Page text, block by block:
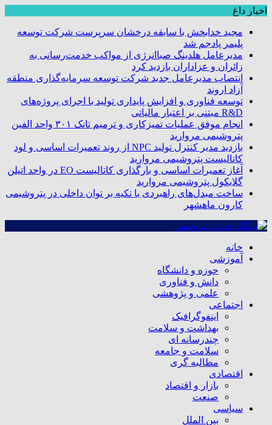
اخبار داغ
مجید خدابخش با سابقه درخشان سرپرست شرکت توسعه
پلیمر پادجم شد
مدیرعامل هلدینگ صباانرژی از مواکب خدمت‌رسانی به
زائران و عزاداران بازدید کرد
انتصاب مدیرعامل جدید شرکت توسعه سرمایه‌گذاری منطقه
آزاد اروند
توسعه فناوری و افزایش پایداری تولید با اجرای پروژه‌های
R&D مبتنی بر اعتبار مالیاتی
انجام موفق عملیات تمیزکاری و ترمیم تانک ۳۰۱ واحد الفین
پتروشیمی مروارید
بازدید مدیر کنترل تولید NPC از روند تعمیرات اساسی و لود
کاتالیست پتروشیمی مروارید
آغاز تعمیرات اساسی و بارگذاری کاتالیست EO در واحد اتیلن
گلایکول پتروشیمی مروارید
ساخت مبدل‌های راهبردی با تکیه بر توان داخلی در پتروشیمی
کارون ماهشهر
خانه
آموزشی
حوزه و دانشگاه
دانش و فناوری
علمی و پژوهشی
اجتماعی
اینفوگرافیک
بهداشت و سلامت
چندرسانه ای
سلامت و جامعه
مطالبه گری
اقتصادی
بازار و اقتصاد
صنعت
سیاسی
بین الملل